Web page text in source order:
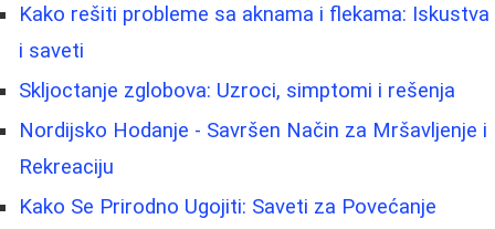
Kako rešiti probleme sa aknama i flekama: Iskustva
i saveti
Skljoctanje zglobova: Uzroci, simptomi i rešenja
Nordijsko Hodanje - Savršen Način za Mršavljenje i
Rekreaciju
Kako Se Prirodno Ugojiti: Saveti za Povećanje